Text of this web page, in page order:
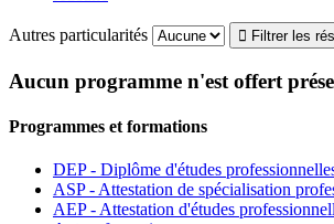
Autres particularités
Aucun programme n'est offert
Programmes et formations
DEP - Diplôme d'études
ASP - Attestation de spécialisation
AEP - Attestation d'études